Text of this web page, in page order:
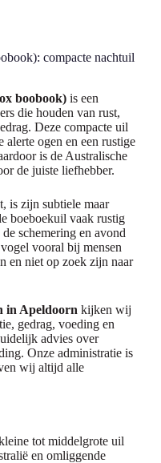
compacte nachtuil
boobook)is een
die houden van rust,
Deze compacte uil
ogen en een rustige
is de Australische
de juiste liefhebber.
is zijn subtiele maar
boeboekuil vaak rustig
schemering en avond
vooral bij mensen
en niet op zoek zijn naar
in Apeldoorn kijken wij
gedrag, voeding en
advies over
Onze administratie is
wij altijd alle
tot middelgrote uil
en omliggende